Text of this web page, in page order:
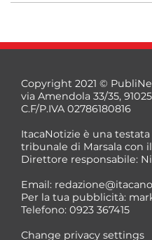
Copyright 2021 ©
via Amendola 33/35,
C.F/P.IVA 02786180816
ItacaNotizie è una
tribunale di Marsala con il
Direttore responsabile:
Email:
Per la tua pubblicità:
Telefono: 0923 367415
Change privacy settings